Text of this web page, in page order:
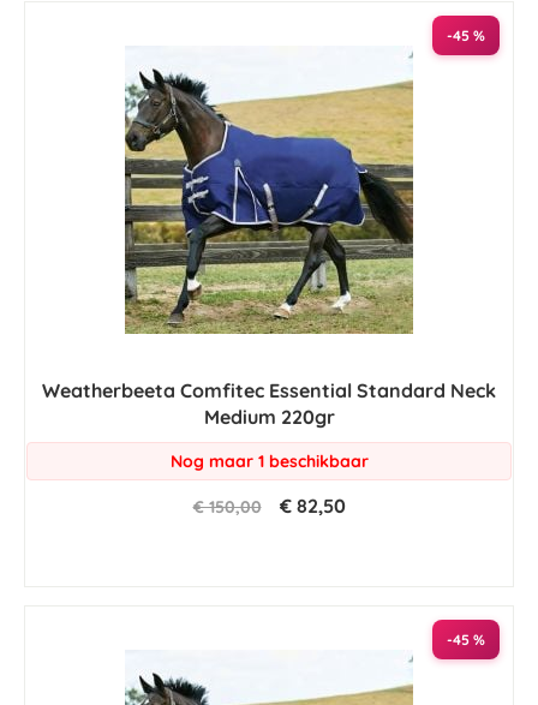
-45 %
Weatherbeeta Comfitec Essential Standard Neck
Medium 220gr
Nog maar 1 beschikbaar
€ 150,00 € 82,50
-45 %